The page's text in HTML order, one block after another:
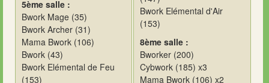
5ème salle :
Bwork Mage (35)
Bwork Archer (31)
Mama Bwork (106)
Bwork (43)
Bwork Elémental de Feu
(153)
Bwork Elémental d'Air
(153)
8ème salle :
Bworker (200)
Cybwork (185) x3
Mama Bwork (106) x2